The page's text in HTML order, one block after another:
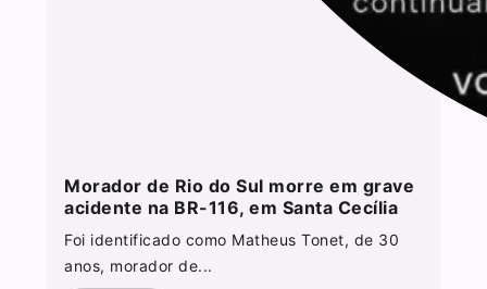
Morador de Rio do Sul morre em grave
acidente na BR-116, em Santa Cecília
Foi identificado como Matheus Tonet, de 30
anos, morador de...